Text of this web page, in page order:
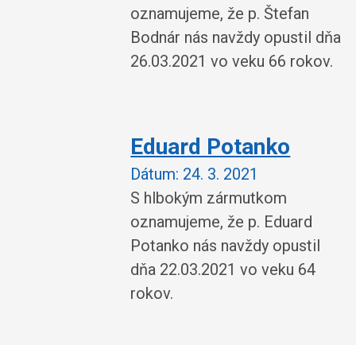
oznamujeme, že p. Štefan
Bodnár nás navždy opustil dňa
26.03.2021 vo veku 66 rokov.
Eduard Potanko
Dátum: 24. 3. 2021
S hlbokým zármutkom
oznamujeme, že p. Eduard
Potanko nás navždy opustil
dňa 22.03.2021 vo veku 64
rokov.